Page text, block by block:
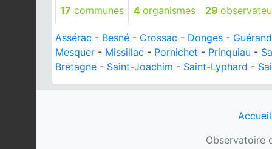
17 communes 4 organismes 29
Assérac - Besné - Crossac - Donges -
Mesquer - Missillac - Pornichet - Prinquiau -
Bretagne - Saint-Joachim - Saint-Lyphard -
Accueil
Observatoire